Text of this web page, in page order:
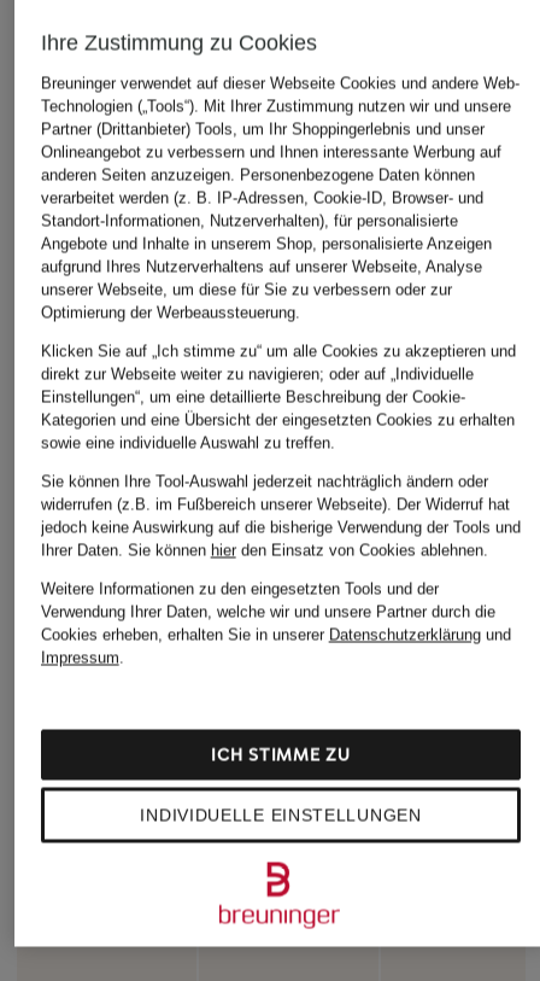
ARKET
T-Shirt
CHF 55
COS
T-Shirt
CHF 25
Ursprünglich:CHF 30
COS
Oversized-
Arm
CHF 45
Ursprünglich:
ÄHNLICHE ARTIKEL ENTDECKEN
Ihre Zustimmung zu Cookies
Breuninger verwendet auf dieser Webseite Cookies und andere Web-
Technologien („Tools“). Mit Ihrer Zustimmung nutzen wir und unsere
Partner (Drittanbieter) Tools, um Ihr Shoppingerlebnis und unser
Onlineangebot zu verbessern und Ihnen interessante Werbung auf
anderen Seiten anzuzeigen. Personenbezogene Daten können
verarbeitet werden (z. B. IP-Adressen, Cookie-ID, Browser- und
Standort-Informationen, Nutzerverhalten), für personalisierte
Angebote und Inhalte in unserem Shop, personalisierte Anzeigen
aufgrund Ihres Nutzerverhaltens auf unserer Webseite, Analyse
unserer Webseite, um diese für Sie zu verbessern oder zur
Optimierung der Werbeaussteuerung.
Klicken Sie auf „Ich stimme zu“ um alle Cookies zu akzeptieren und
direkt zur Webseite weiter zu navigieren; oder auf „Individuelle
Einstellungen“, um eine detaillierte Beschreibung der Cookie-
Kategorien und eine Übersicht der eingesetzten Cookies zu erhalten
sowie eine individuelle Auswahl zu treffen.
Sie können Ihre Tool-Auswahl jederzeit nachträglich ändern oder
widerrufen (z.B. im Fußbereich unserer Webseite). Der Widerruf hat
jedoch keine Auswirkung auf die bisherige Verwendung der Tools und
Ihrer Daten. Sie können hierden Einsatz von Cookies ablehnen.
Weitere Informationen zu den eingesetzten Tools und der
Verwendung Ihrer Daten, welche wir und unsere Partner durch die
Cookies erheben, erhalten Sie in unserer Datenschutzerklärungund
Impressum.
INDIVIDUELLE EINSTELLUNGEN
ICH STIMME ZU